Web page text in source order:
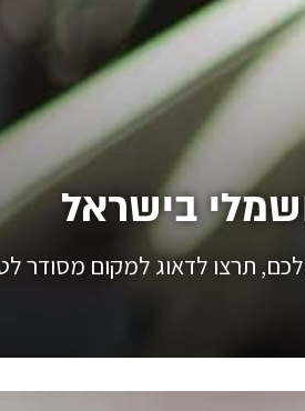
בישראל
תרצו לדאוג למקום מסודר